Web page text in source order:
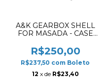
A&K GEARBOX SHELL
FOR MASADA - CASE
R$250,00
R$237,50 com Boleto
12 x de R$23,40